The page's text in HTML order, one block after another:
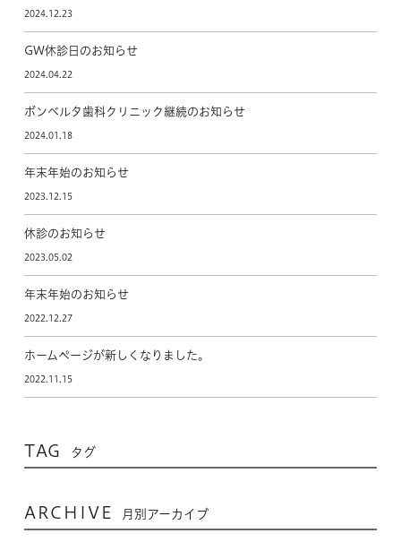
2024.12.23
GW休診日のお知らせ
2024.04.22
ボンベルタ歯科クリニック継続のお知らせ
2024.01.18
年末年始のお知らせ
2023.12.15
休診のお知らせ
2023.05.02
年末年始のお知らせ
2022.12.27
ホームページが新しくなりました。
2022.11.15
TAG タグ
ARCHIVE 月別アーカイブ